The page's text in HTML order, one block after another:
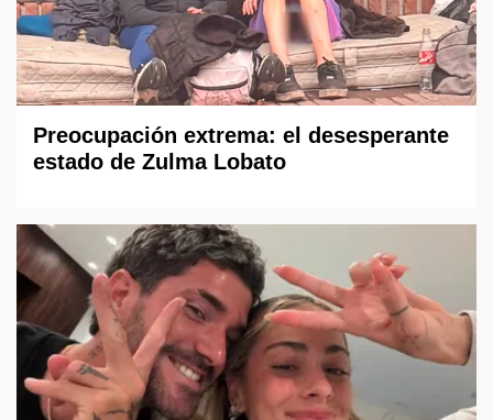
Preocupación extrema: el desesperante
estado de Zulma Lobato